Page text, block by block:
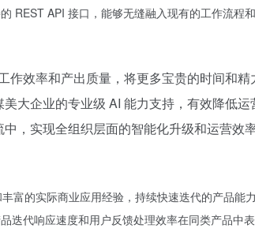
REST API 接口，能够无缝融入现有的工作流程
效率和产出质量，将更多宝贵的时间和精
大企业的专业级 AI 能力支持，有效降低运
，实现全组织层面的智能化升级和运营效率
富的实际商业应用经验，持续快速迭代的产品能
迭代响应速度和用户反馈处理效率在同类产品中